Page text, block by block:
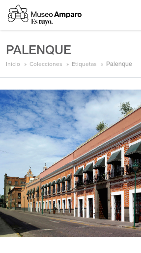
PALENQUE
Inicio Colecciones Etiquetas Palenque